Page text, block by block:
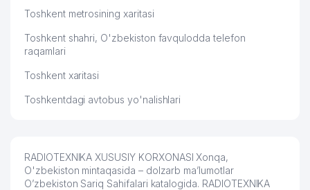
Toshkent metrosining xaritasi
Toshkent shahri, O'zbekiston favqulodda telefon
raqamlari
Toshkent xaritasi
Toshkentdagi avtobus yo'nalishlari
RADIOTEXNIKA XUSUSIY KORXONASI Xonqa,
O'zbekiston mintaqasida – dolzarb ma’lumotlar
O’zbekiston Sariq Sahifalari katalogida. RADIOTEXNIKA